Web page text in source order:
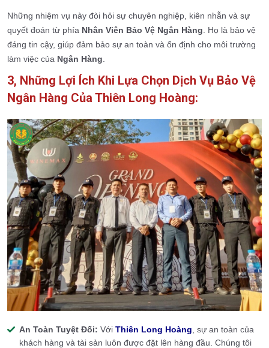
Những nhiệm vụ này đòi hỏi sự chuyên nghiệp, kiên nhẫn và sự
quyết đoán từ phía Nhân Viên Bảo Vệ Ngân Hàng . Họ là bảo vệ
đáng tin cậy, giúp đảm bảo sự an toàn và ổn định cho môi trường
làm việc của Ngân Hàng
3, Những Lợi Ích Khi Lựa Chọn Dịch Vụ Bảo Vệ
Ngân Hàng Của Thiên Long Hoàng:
An Toàn Tuyệt Đối: Với Thiên Long Hoàng , sự an toàn của
khách hàng và tài sản luôn được đặt lên hàng đầu. Chúng tôi